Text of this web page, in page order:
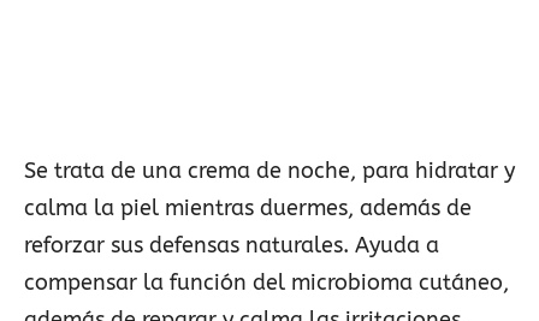
Se trata de una crema de noche, para hidratar y
calma la piel mientras duermes, además de
reforzar sus defensas naturales. Ayuda a
compensar la función del microbioma cutáneo,